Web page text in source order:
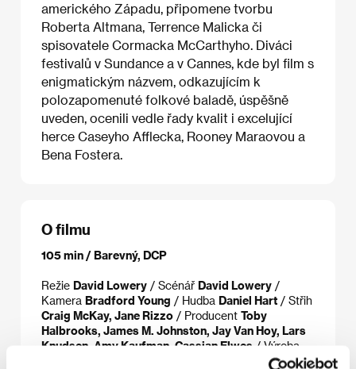
amerického Západu, připomene tvorbu
Roberta Altmana, Terrence Malicka či
spisovatele Cormacka McCarthyho. Diváci
festivalů v Sundance a v Cannes, kde byl film s
enigmatickým názvem, odkazujícím k
polozapomenuté folkové baladě, úspěšně
uveden, ocenili vedle řady kvalit i excelující
herce Caseyho Afflecka, Rooney Maraovou a
Bena Fostera.
O filmu
105 min / Barevný, DCP
Režie David Lowery / Scénář David Lowery /
Kamera Bradford Young / Hudba Daniel Hart / Střih
Craig McKay, Jane Rizzo / Producent Toby
Halbrooks, James M. Johnston, Jay Van Hoy, Lars
Knudsen, Amy Kaufman, Cassian Elwes / Výroba
Rooney Mara, Casey Affleck,